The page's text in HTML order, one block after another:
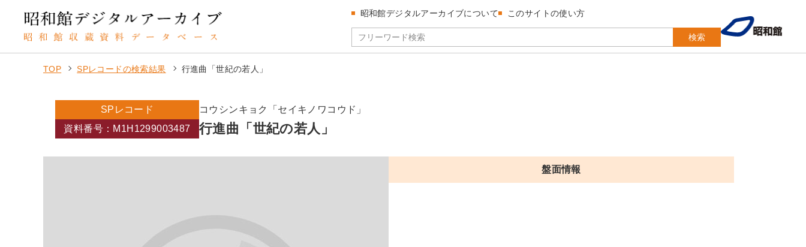
検索
昭和館デジタルアーカイブについて このサイトの使い方
TOP SPレコードの検索結果 行進曲「世紀の若人」
SPレコード
コウシンキョク「セイキノワコウド」
資料番号：M1H1299003487
行進曲「世紀の若人」
盤面情報